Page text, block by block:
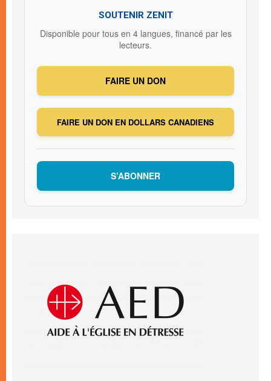
SOUTENIR ZENIT
Disponible pour tous en 4 langues, financé par les
lecteurs.
FAIRE UN DON
FAIRE UN DON EN DOLLARS CANADIENS
S’ABONNER